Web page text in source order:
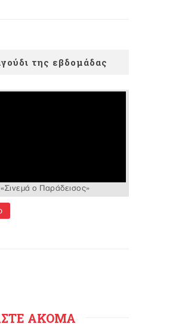
της εβδομάδας
«Σινεμά ο Παράδεισος»
ΑΚΟΜΑ